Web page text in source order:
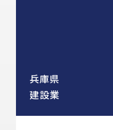
兵庫県
建設業